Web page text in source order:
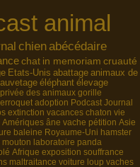
animal
chien abécédaire
chat in memoriam cruauté
Etats-Unis abattage animaux de
éléphant élevage
des animaux gorille
adoption Podcast Journal
extinction vacances chaton vie
Amériques âne vache pétition Asie
baleine Royaume-Uni hamster
mouton laboratoire panda
Afrique exposition souffrance
maltraitance voiture loup vaches